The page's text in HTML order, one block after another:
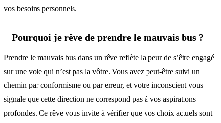
vos besoins personnels.
Pourquoi je rêve de prendre le mauvais bus ?
Prendre le mauvais bus dans un rêve reflète la peur de s’être engagé
sur une voie qui n’est pas la vôtre. Vous avez peut-être suivi un
chemin par conformisme ou par erreur, et votre inconscient vous
signale que cette direction ne correspond pas à vos aspirations
profondes. Ce rêve vous invite à vérifier que vos choix actuels sont